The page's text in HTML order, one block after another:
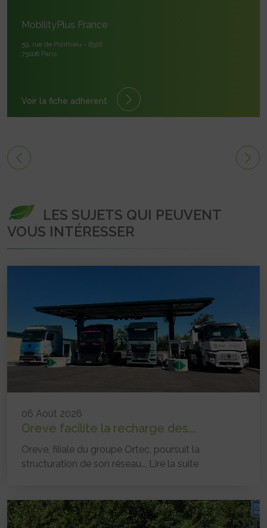
MobilityPlus France
59, rue de Ponthieu - B326
75008 Paris
Voir la fiche adhérent
LES SUJETS QUI PEUVENT
VOUS INTÉRESSER
06 Août 2026
Oreve facilite la recharge des...
Oreve, filiale du groupe Ortec, poursuit la
structuration de son réseau... Lire la suite